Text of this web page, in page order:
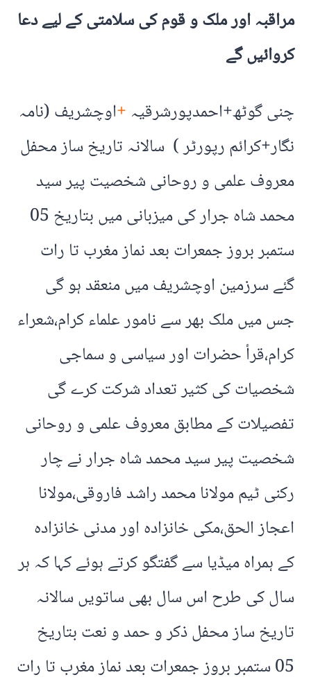
مراقبہ اور ملک و قوم کی سلامتی کے لیے دعا
کروائیں گے
چنی گوٹھ+احمدپورشرقیہ +اوچشریف (نامہ
نگار+کرائم رپورٹر ) سالانہ تاریخ ساز محفل
معروف علمی و روحانی شخصیت پیر سید
محمد شاہ جرار کی میزبانی میں بتاریخ 05
ستمبر بروز جمعرات بعد نماز مغرب تا رات
گئے سرزمین اوچشریف میں منعقد ہو گی
جس میں ملک بھر سے نامور علماء کرام،شعراء
کرام،قرأ حضرات اور سیاسی و سماجی
شخصیات کی کثیر تعداد شرکت کرے گی
تفصیلات کے مطابق معروف علمی و روحانی
شخصیت پیر سید محمد شاہ جرار نے چار
رکنی ٹیم مولانا محمد راشد فاروقی،مولانا
اعجاز الحق،مکی خانزادہ اور مدنی خانزادہ
کے ہمراہ میڈیا سے گفتگو کرتے ہوئے کہا کہ ہر
سال کی طرح اس سال بھی ساتویں سالانہ
تاریخ ساز محفل ذکر و حمد و نعت بتاریخ
05 ستمبر بروز جمعرات بعد نماز مغرب تا رات